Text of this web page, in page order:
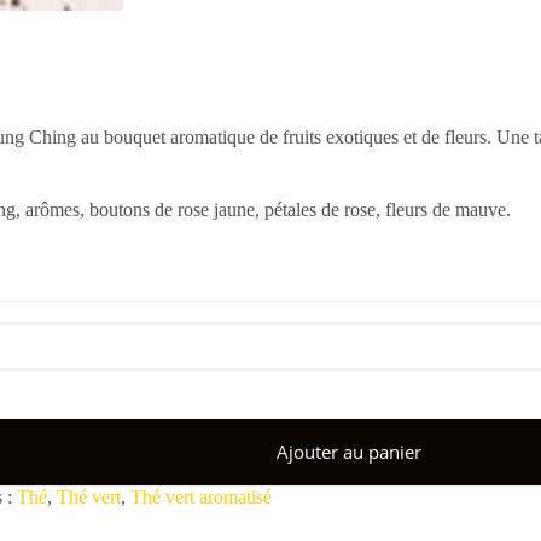
Ching au bouquet aromatique de fruits exotiques et de fleurs. Une
arômes, boutons de rose jaune, pétales de rose, fleurs de mauve.
Ajouter au panier
:Thé,Thé vert,Thé vert aromatisé